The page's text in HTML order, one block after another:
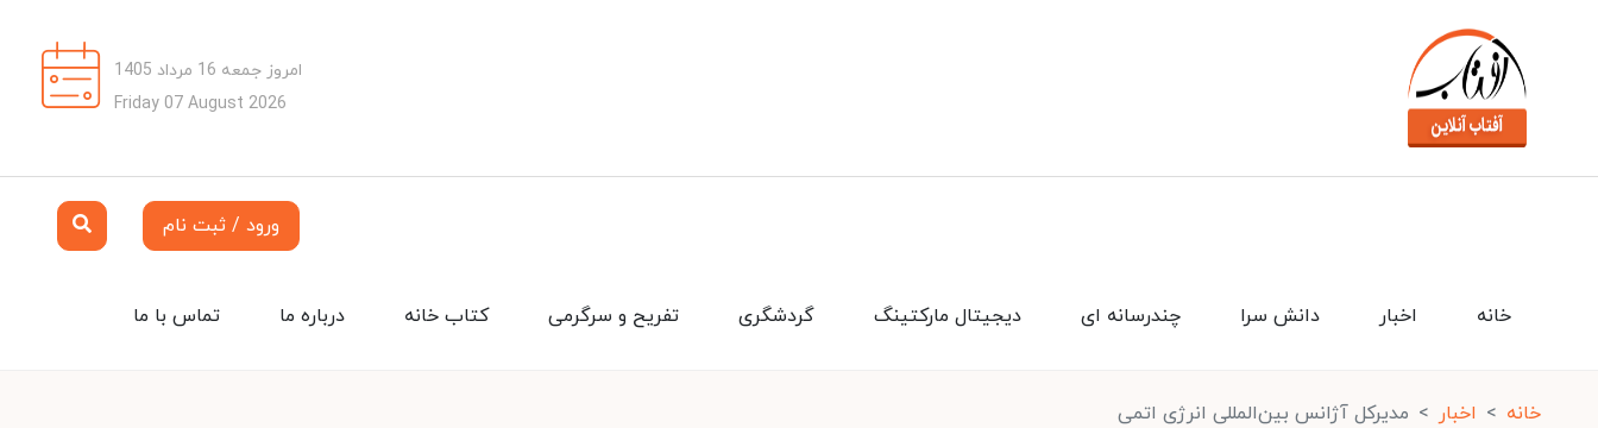
امروز جمعه 16 مرداد 1405
Friday 07 August 2026
ورود / ثبت نام
تماس با ما درباره ما کتاب خانه تفریح و سرگرمی گردشگری دیجیتال مارکتینگ چندرسانه ای دانش سرا اخبار خانه
خانه اخبار مدیرکل آژانس‌ بین‌المللی انرژی اتمی